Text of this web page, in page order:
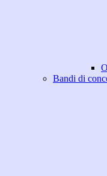
Bandi di